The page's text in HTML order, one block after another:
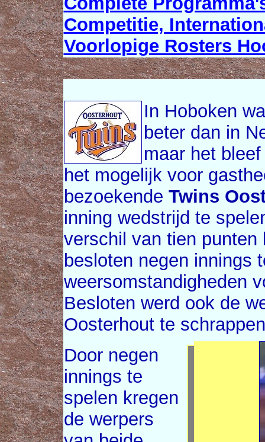
Competitie,
Voorlopige Rosters
In Hoboken
beter dan in
maar het
het mogelijk voor
bezoekende Twins
inning wedstrijd te
verschil van tien
besloten negen innings
weersomstandigheden
Besloten werd ook de
Oosterhout te
Door negen
innings te
spelen kregen
de werpers